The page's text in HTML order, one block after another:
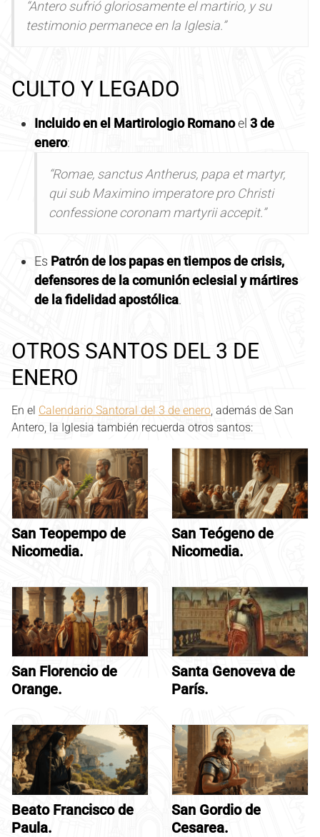
“Antero sufrió gloriosamente el martirio, y su
testimonio permanece en la Iglesia.”
CULTO Y LEGADO
Incluido en el Martirologio Romanoel 3 de
enero:
“Romae, sanctus Antherus, papa et martyr,
qui sub Maximino imperatore pro Christi
confessione coronam martyrii accepit.”
Es Patrón de los papas en tiempos de crisis,
defensores de la comunión eclesial y mártires
de la fidelidad apostólica.
OTROS SANTOS DEL 3 DE
ENERO
En el Calendario Santoral del 3 de enero, además de San
Antero, la Iglesia también recuerda otros santos:
San Teopempo de
Nicomedia.
San Teógeno de
Nicomedia.
San Florencio de
Orange.
Santa Genoveva de
París.
Beato Francisco de
Paula.
San Gordio de
Cesarea.